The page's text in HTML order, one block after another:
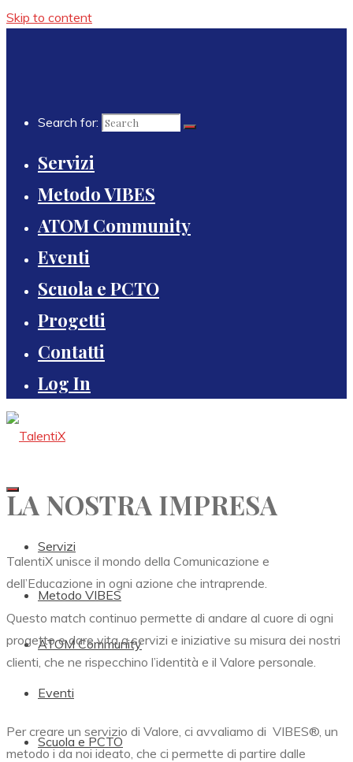
Skip to content
Search for:
Servizi
Metodo VIBES
ATOM Community
Eventi
Scuola e PCTO
Progetti
Contatti
Log In
Servizi
Metodo VIBES
ATOM Community
Eventi
Scuola e PCTO
LA NOSTRA IMPRESA
TalentiX unisce il mondo della Comunicazione e
dell’Educazione in ogni azione che intraprende.
Questo match continuo permette di andare al cuore di ogni
progetto e dare vita a servizi e iniziative su misura dei nostri
clienti, che ne rispecchino l’identità e il Valore personale.
Per creare un servizio di Valore, ci avvaliamo di VIBES®, un
metodo i da noi ideato, che ci permette di partire dalle